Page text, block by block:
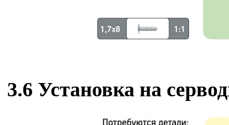
3.6 Установка на